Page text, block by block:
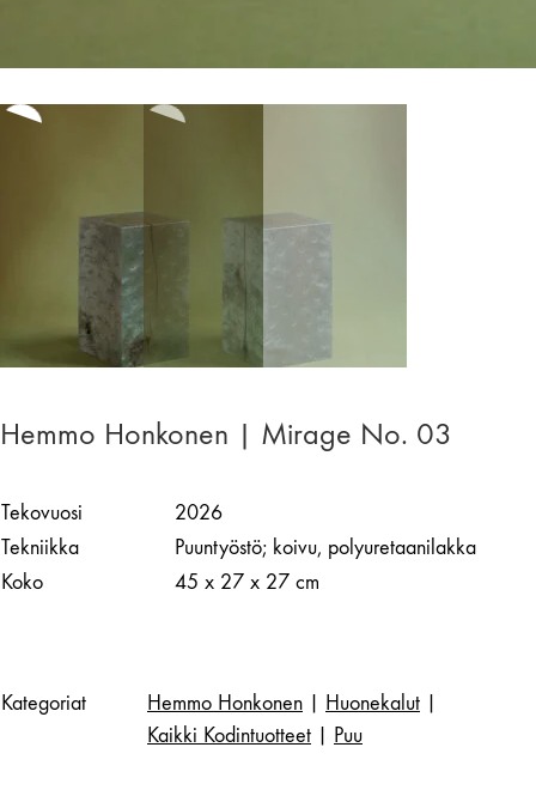
Hemmo Honkonen | Mirage No. 03
Tekovuosi
2026
Tekniikka
Puuntyöstö; koivu, polyuretaanilakka
Koko
45 x 27 x 27 cm
Kategoriat Hemmo Honkonen Huonekalut
Kaikki Kodintuotteet
Puu